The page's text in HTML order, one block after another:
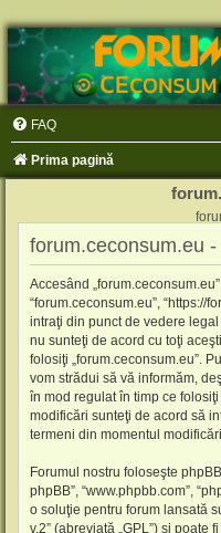
FAQ
Prima pagină
forum.ceconsum.eu
Accesând
“forum.ceconsum.eu”, “https://
intraţi din punct de vedere
nu sunteţi de acord cu toţi
folosiţi „forum.ceconsum.eu”.
vom strădui să vă informăm,
în mod regulat în timp ce
modificări sunteţi de acord să
termeni din momentul
Forumul nostru foloseşte
phpBB”, “www.phpbb.com”,
o soluţie pentru forum lansată
v.2” (abreviată „GPL”) şi poate